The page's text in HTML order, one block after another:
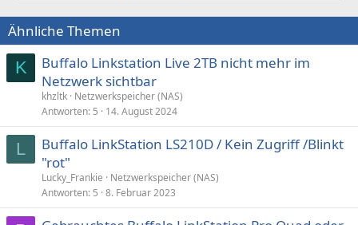
Ähnliche Themen
K
Buffalo Linkstation Live 2TB nicht mehr im
Netzwerk sichtbar
khzltk Netzwerkspeicher (NAS)
Antworten 5 14. August 2024
L
Buffalo LinkStation LS210D / Kein Zugriff /Blinkt
"rot"
Lucky_Frankie
Netzwerkspeicher (NAS)
Antworten 5 8. Februar 2023